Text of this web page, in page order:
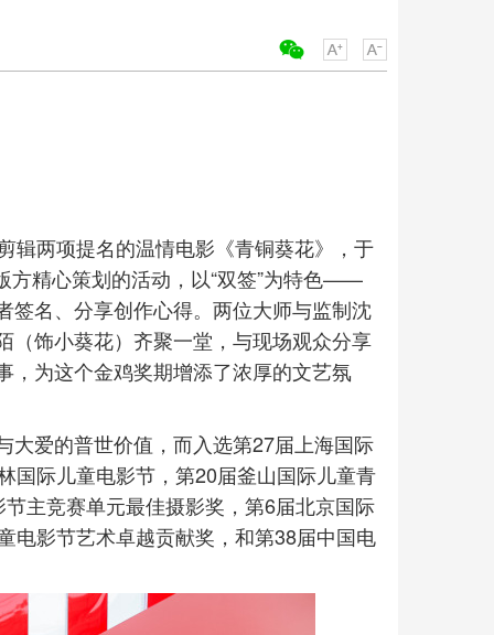
辑两项提名的温情电影《青铜葵花》，于
方精心策划的活动，以“双签”为特色——
签名、分享创作心得。两位大师与监制沈
（饰小葵花）齐聚一堂，与现场观众分享
，为这个金鸡奖期增添了浓厚的文艺氛
大爱的普世价值，而入选第27届上海国际
国际儿童电影节，第20届釜山国际儿童青
主竞赛单元最佳摄影奖，第6届北京国际
电影节艺术卓越贡献奖，和第38届中国电